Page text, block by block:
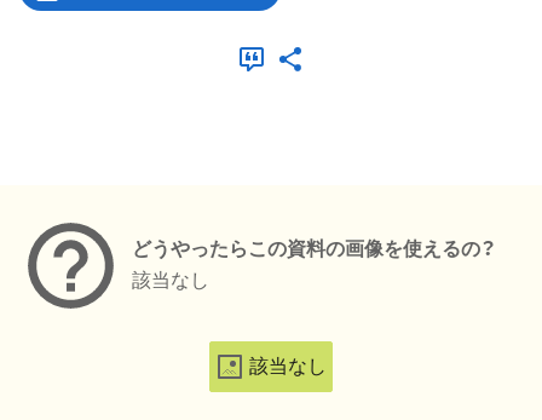
どうやったらこの資料の画像を使えるの？
該当なし
該当なし